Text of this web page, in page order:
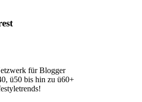
für Blogger
ü50 bis hin zu ü60+